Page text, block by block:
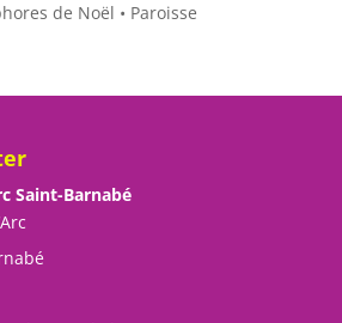
de Noël • Paroisse
Saint-Barnabé